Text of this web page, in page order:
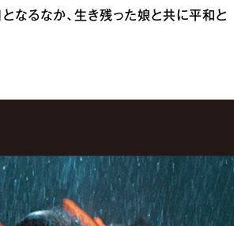
なるなか、生き残った娘と共に平和と